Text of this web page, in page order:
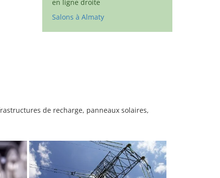
en ligne droite
Salons à Almaty
de recharge, panneaux solaires,